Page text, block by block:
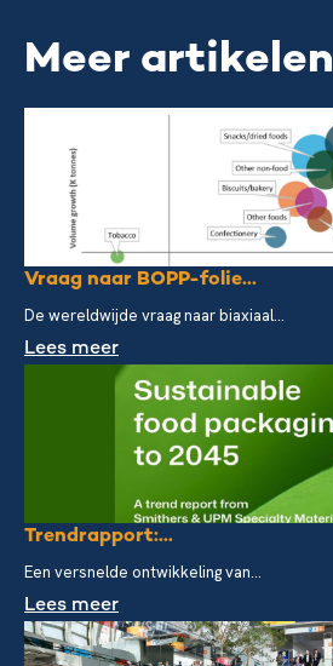
Meer artikelen
Vraag naar BOPP-folie...
De wereldwijde vraag naar biaxiaal...
Lees meer
Trendrapport:...
Een versnelde ontwikkeling van...
Lees meer